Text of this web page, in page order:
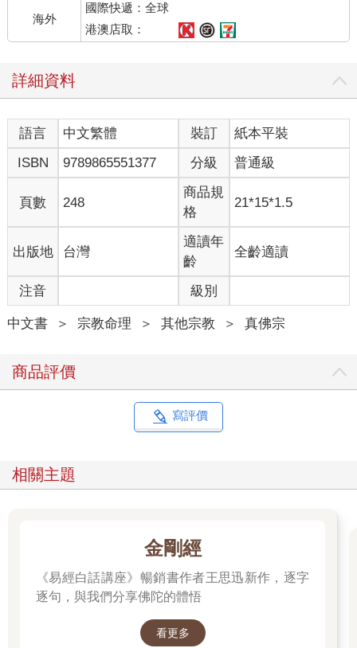
海外
國際快遞：全球
港澳店取：
詳細資料
語言 中文繁體 裝訂
紙本平裝
ISBN
9789865551377 分級 普通級
頁數 248
商品規
格
21*15*1.5
出版地 台灣
適讀年
齡
全齡適讀
注音 級別
中文書 ＞ 宗教命理 ＞ 其他宗教 ＞ 真佛宗
商品評價
寫評價
相關主題
金剛經
《易經白話講座》暢銷書作者王思迅新作，逐字
逐句，與我們分享佛陀的體悟
看更多